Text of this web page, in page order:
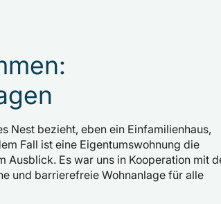
Nest bezieht, eben ein Einfamilienhaus,
Fall ist eine Eigentumswohnung die
Ausblick. Es war uns in Kooperation mit
und barrierefreie Wohnanlage für alle